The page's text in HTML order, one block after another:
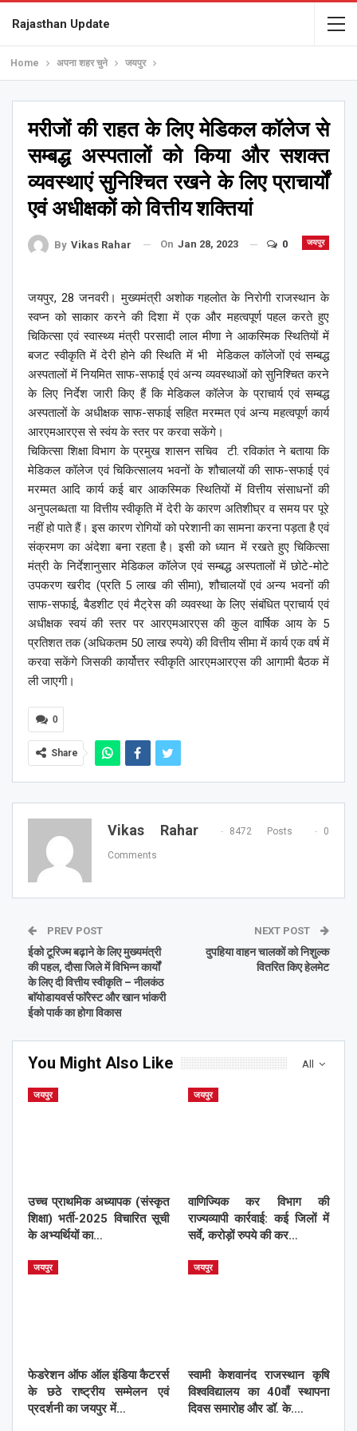
Rajasthan Update
Home अपना शहर चुने जयपुर
मरीजों की राहत के लिए मेडिकल कॉलेज से
सम्बद्ध अस्पतालों को किया और सशक्त
व्यवस्थाएं सुनिश्चित रखने के लिए प्राचार्यों
एवं अधीक्षकों को वित्तीय शक्तियां
जयपुर
By Vikas Rahar On Jan 28, 2023 0
जयपुर, 28 जनवरी। मुख्यमंत्री अशोक गहलोत के निरोगी राजस्थान के
स्वप्न को साकार करने की दिशा में एक और महत्वपूर्ण पहल करते हुए
चिकित्सा एवं स्वास्थ्य मंत्री परसादी लाल मीणा ने आकस्मिक स्थितियों में
बजट स्वीकृति में देरी होने की स्थिति में भी मेडिकल कॉलेजों एवं सम्बद्ध
अस्पतालों में नियमित साफ-सफाई एवं अन्य व्यवस्थाओं को सुनिश्चित करने
के लिए निर्देश जारी किए हैं कि मेडिकल कॉलेज के प्राचार्य एवं सम्बद्ध
अस्पतालों के अधीक्षक साफ-सफाई सहित मरम्मत एवं अन्य महत्वपूर्ण कार्य
आरएमआरएस से स्वंय के स्तर पर करवा सकेंगे।
चिकित्सा शिक्षा विभाग के प्रमुख शासन सचिव टी. रविकांत ने बताया कि
मेडिकल कॉलेज एवं चिकित्सालय भवनों के शौचालयों की साफ-सफाई एवं
मरम्मत आदि कार्य कई बार आकस्मिक स्थितियों में वित्तीय संसाधनों की
अनुपलब्धता या वित्तीय स्वीकृति में देरी के कारण अतिशीघ्र व समय पर पूरे
नहीं हो पाते हैं। इस कारण रोगियों को परेशानी का सामना करना पड़ता है एवं
संक्रमण का अंदेशा बना रहता है। इसी को ध्यान में रखते हुए चिकित्सा
मंत्री के निर्देशानुसार मेडिकल कॉलेज एवं सम्बद्ध अस्पतालों में छोटे-मोटे
उपकरण खरीद (प्रति 5 लाख की सीमा), शौचालयों एवं अन्य भवनों की
साफ-सफाई, बैडशीट एवं मैट्रेस की व्यवस्था के लिए संबंधित प्राचार्य एवं
अधीक्षक स्वयं की स्तर पर आरएमआरएस की कुल वार्षिक आय के 5
प्रतिशत तक (अधिकतम 50 लाख रुपये) की वित्तीय सीमा में कार्य एक वर्ष में
करवा सकेंगे जिसकी कार्योत्तर स्वीकृति आरएमआरएस की आगामी बैठक में
ली जाएगी।
0
Share
Vikas Rahar 8472 Posts 0
Comments
PREV POST
ईको टूरिज्म बढ़ाने के लिए मुख्यमंत्री
की पहल, दौसा जिले में विभिन्न कार्यों
के लिए दी वित्तीय स्वीकृति – नीलकंठ
बाॅयोडायवर्स फाॅरेस्ट और खान भांकरी
ईको पार्क का होगा विकास
NEXT POST
दुपहिया वाहन चालकों को निशुल्क
वितरित किए हेलमेट
All
You Might Also Like
जयपुर
उच्च प्राथमिक अध्यापक (संस्कृत
शिक्षा) भर्ती-2025 विचारित सूची
के अभ्यर्थियों का…
जयपुर
वाणिज्यिक कर विभाग की
राज्यव्यापी कार्रवाई: कई जिलों में
सर्वे, करोड़ों रुपये की कर…
जयपुर
फेडरेशन ऑफ ऑल इंडिया कैटरर्स
के छठे राष्ट्रीय सम्मेलन एवं
प्रदर्शनी का जयपुर में…
जयपुर
स्वामी केशवानंद राजस्थान कृषि
विश्वविद्यालय का 40वाँ स्थापना
दिवस समारोह और डॉ. के.…